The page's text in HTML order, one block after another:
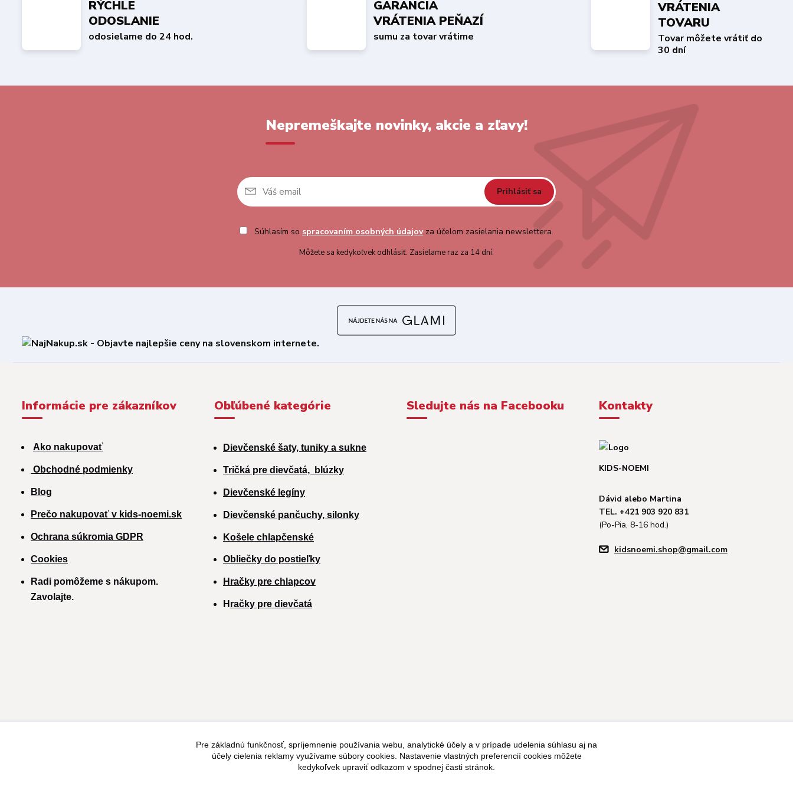
RÝCHLE
ODOSLANIE
odosielame do 24 hod.
GARANCIA
VRÁTENIA PEŇAZÍ
sumu za tovar vrátime
VRÁTENIA
TOVARU
Tovar môžete vrátiť do
30 dní
Nepremeškajte novinky, akcie a zľavy!
Prihlásiť sa
Súhlasím so spracovaním osobných údajovza účelom zasielania newslettera.
Môžete sa kedykoľvek odhlásiť. Zasielame raz za 14 dní.
Informácie pre zákazníkov
Ako nakupovať
Obchodné podmienky
Blog
Prečo nakupovať v kids-noemi.sk
Ochrana súkromia GDPR
Cookies
Radi pomôžeme s nákupom.
Zavolajte.
Obľúbené kategórie
Dievčenské šaty, tuniky a sukne
Tričká pre dievčatá, blúzky
Dievčenské legíny
Dievčenské pančuchy, silonky
Košele chlapčenské
Obliečky do postieľky
Hračky pre chlapcov
H račky pre dievčatá
Sledujte nás na Facebooku Kontakty
KIDS-NOEMI
Dávid alebo Martina
TEL. +421 903 920 831
(Po-Pia, 8-16 hod.)
kidsnoemi.shop@gmail.com
Pre základnú funkčnosť, spríjemnenie používania webu, analytické účely a v prípade udelenia súhlasu aj na
účely cielenia reklamy využívame súbory cookies. Nastavenie vlastných preferencií cookies môžete
kedykoľvek upraviť odkazom v spodnej časti stránok.